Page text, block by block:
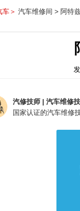
车＞ 汽车维修间 > 阿特
汽修技师 | 汽车维修